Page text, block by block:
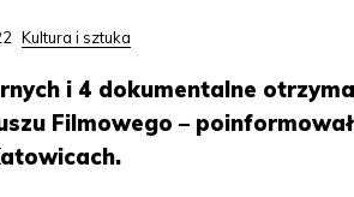
Kultura i sztuka
i 4 dokumentalne
Filmowego –